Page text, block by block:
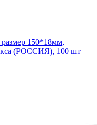
150*18мм,
(РОССИЯ), 100 шт